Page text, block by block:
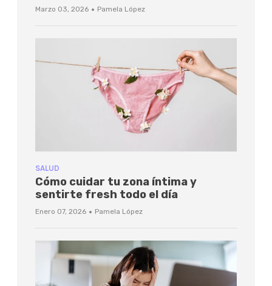
Marzo 03, 2026 · Pamela López
SALUD
Cómo cuidar tu zona íntima y
sentirte fresh todo el día
Enero 07, 2026 · Pamela López